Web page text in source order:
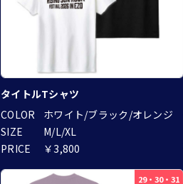
タイトルTシャツ
COLOR
ホワイト/ブラック/オレンジ
SIZE
M/L/XL
PRICE
￥3,800
29・30・31